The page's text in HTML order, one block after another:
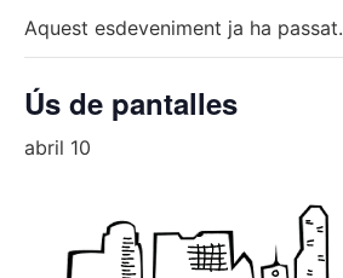
Aquest esdeveniment ja ha passat.
Ús de pantalles
abril 10